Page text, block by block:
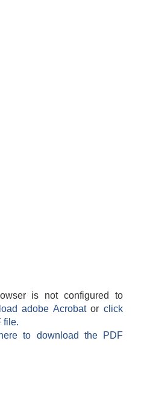
is not configured to
adobe Acrobatorclick
file.
to download the PDF